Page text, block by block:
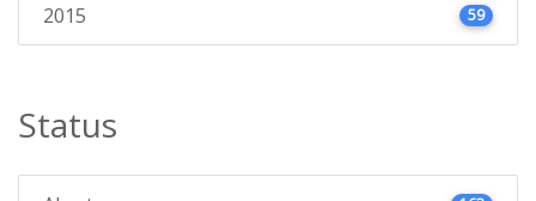
2015 59
Status